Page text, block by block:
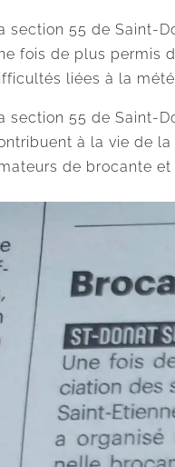
section 55 de Saint-
fois de plus permis
liées à la
section 55 de Saint-
à la vie de
de brocante